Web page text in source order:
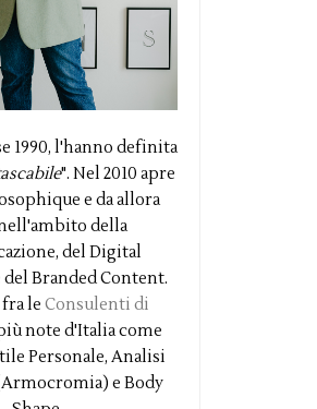
1990, l'hanno definita
". Nel 2010 apre
e da allora
della
del Digital
Branded Content.
fra le Consulenti di
note d'Italia come
Personale, Analisi
e Body